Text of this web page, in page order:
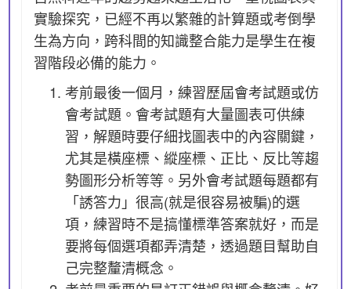
實驗探究，已經不再以繁雜的計算題或考倒學
生為方向，跨科間的知識整合能力是學生在複
習階段必備的能力。
考前最後一個月，練習歷屆會考試題或仿
會考試題。會考試題有大量圖表可供練
習，解題時要仔細找圖表中的內容關鍵，
尤其是橫座標、縱座標、正比、反比等趨
勢圖形分析等等。另外會考試題每題都有
「誘答力」很高(就是很容易被騙)的選
項，練習時不是搞懂標準答案就好，而是
要將每個選項都弄清楚，透過題目幫助自
己完整釐清概念。